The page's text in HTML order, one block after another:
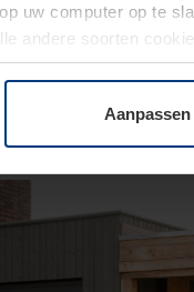
uw computer op te
andere soorten
pagina
Aanpassen
over